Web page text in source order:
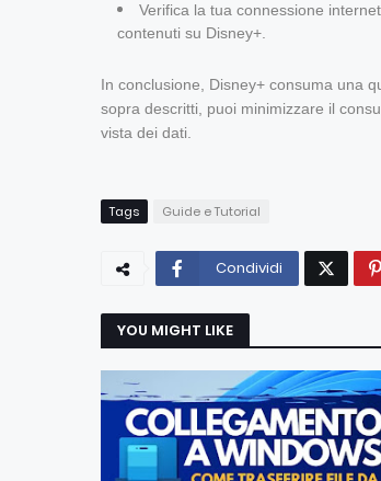
Verifica la tua connessione
contenuti su Disney+.
In conclusione, Disney+ consuma una
sopra descritti, puoi minimizzare il
vista dei dati.
Tags Guide e Tutorial
Condividi
YOU MIGHT LIKE